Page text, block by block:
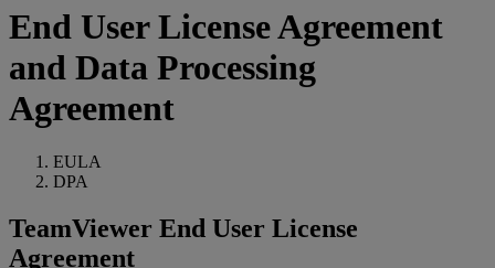
End User License Agreement
and Data Processing
Agreement
EULA
DPA
TeamViewer End User License
Agreement